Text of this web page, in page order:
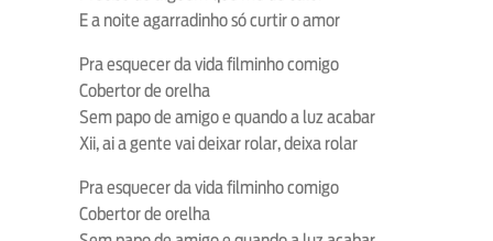
E a noite agarradinho só curtir o amor
Pra esquecer da vida filminho comigo
Cobertor de orelha
Sem papo de amigo e quando a luz acabar
Xii, ai a gente vai deixar rolar, deixa rolar
Pra esquecer da vida filminho comigo
Cobertor de orelha